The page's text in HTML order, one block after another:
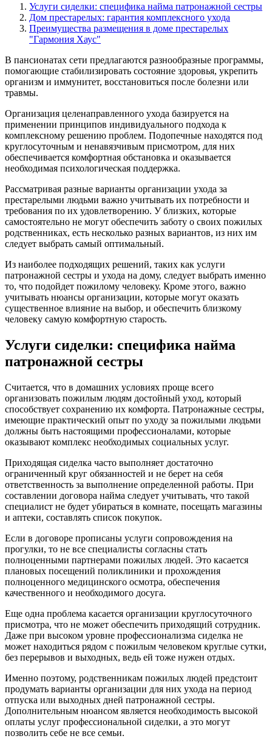
Услуги сиделки: специфика найма патронажной сестры
Дом престарелых: гарантия комплексного ухода
Преимущества размещения в доме престарелых
"Гармония Хаус"
В пансионатах сети предлагаются разнообразные программы,
помогающие стабилизировать состояние здоровья, укрепить
организм и иммунитет, восстановиться после болезни или
травмы.
Организация целенаправленного ухода базируется на
применении принципов индивидуального подхода к
комплексному решению проблем. Подопечные находятся под
круглосуточным и ненавязчивым присмотром, для них
обеспечивается комфортная обстановка и оказывается
необходимая психологическая поддержка.
Рассматривая разные варианты организации ухода за
престарелыми людьми важно учитывать их потребности и
требования по их удовлетворению. У близких, которые
самостоятельно не могут обеспечить заботу о своих пожилых
родственниках, есть несколько разных вариантов, из них им
следует выбрать самый оптимальный.
Из наиболее подходящих решений, таких как услуги
патронажной сестры и ухода на дому, следует выбрать именно
то, что подойдет пожилому человеку. Кроме этого, важно
учитывать нюансы организации, которые могут оказать
существенное влияние на выбор, и обеспечить близкому
человеку самую комфортную старость.
Услуги сиделки: специфика найма
патронажной сестры
Считается, что в домашних условиях проще всего
организовать пожилым людям достойный уход, который
способствует сохранению их комфорта. Патронажные сестры,
имеющие практический опыт по уходу за пожилыми людьми
должны быть настоящими профессионалами, которые
оказывают комплекс необходимых социальных услуг.
Приходящая сиделка часто выполняет достаточно
ограниченный круг обязанностей и не берет на себя
ответственность за выполнение определенной работы. При
составлении договора найма следует учитывать, что такой
специалист не будет убираться в комнате, посещать магазины
и аптеки, составлять список покупок.
Если в договоре прописаны услуги сопровождения на
прогулки, то не все специалисты согласны стать
полноценными партнерами пожилых людей. Это касается
плановых посещений поликлиники и прохождения
полноценного медицинского осмотра, обеспечения
качественного и необходимого досуга.
Еще одна проблема касается организации круглосуточного
присмотра, что не может обеспечить приходящий сотрудник.
Даже при высоком уровне профессионализма сиделка не
может находиться рядом с пожилым человеком круглые сутки,
без перерывов и выходных, ведь ей тоже нужен отдых.
Именно поэтому, родственникам пожилых людей предстоит
продумать варианты организации для них ухода на период
отпуска или выходных дней патронажной сестры.
Дополнительным нюансом является необходимость высокой
оплаты услуг профессиональной сиделки, а это могут
позволить себе не все семьи.